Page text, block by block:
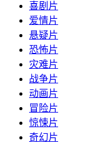
喜剧片
爱情片
悬疑片
恐怖片
灾难片
战争片
动画片
冒险片
惊悚片
奇幻片